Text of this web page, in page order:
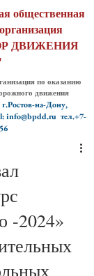
общественная
ДВИЖЕНИЯ
по оказанию
движения
г.Ростов-на-Дону,
info@bpdd.ru тел.+7-
-2024»